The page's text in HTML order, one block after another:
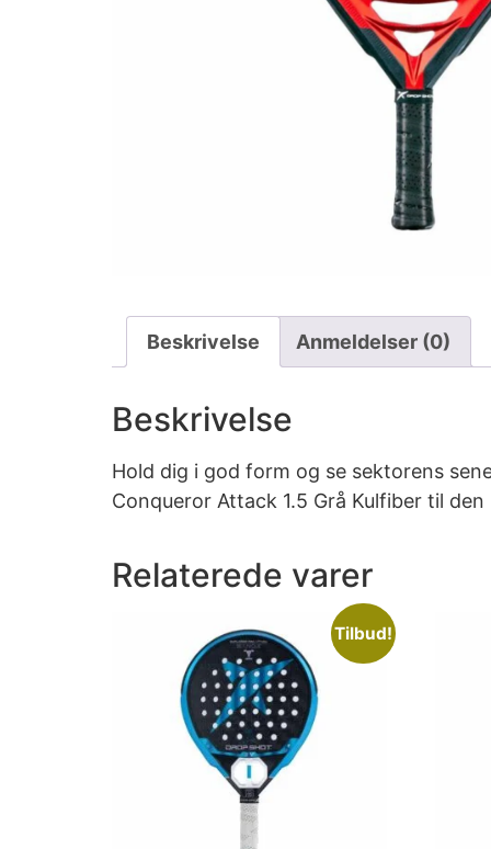
Beskrivelse Anmeldelser (0)
Beskrivelse
Hold dig i god form og se sektorens
Conqueror Attack 1.5 Grå Kulfiber til
Relaterede varer
Tilbud!